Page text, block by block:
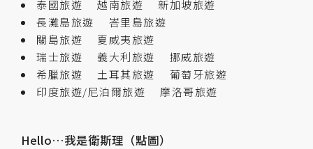
泰國旅遊
越南旅遊
新加坡旅遊
長灘島旅遊
峇里島旅遊
關島旅遊
夏威夷旅遊
瑞士旅遊
義大利旅遊
挪威旅遊
希臘旅遊
土耳其旅遊
葡萄牙旅遊
印度旅遊/尼泊爾旅遊
摩洛哥旅遊
Hello…我是衛斯理（點圖）